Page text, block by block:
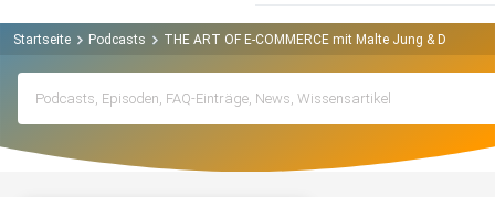
Startseite Podcasts THE ART OF E-COMMERCE mit Malte Jung & Dennis